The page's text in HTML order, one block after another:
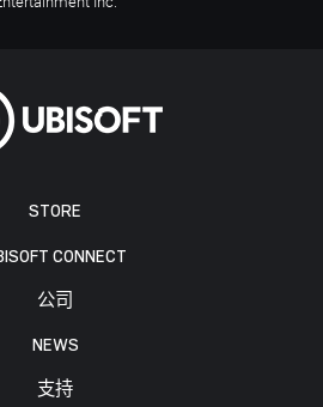
STORE
CONNECT
公司
NEWS
支持